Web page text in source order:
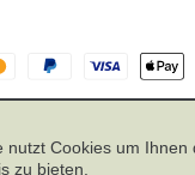
nutzt Cookies um Ihnen
zu bieten.